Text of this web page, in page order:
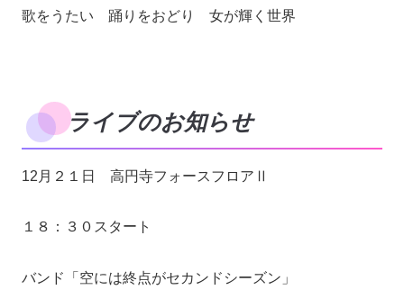
歌をうたい 踊りをおどり 女が輝く世界
ライブのお知らせ
12月２１日 高円寺フォースフロアⅡ
１８：３０スタート
バンド「空には終点がセカンドシーズン」